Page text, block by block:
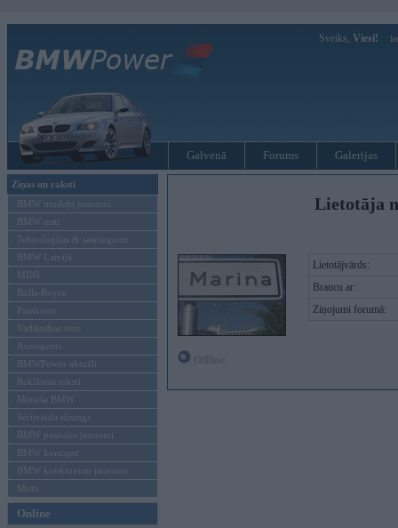
Sveiks, Viesi!
Galvenā Forums Galerijas
Ziņas un raksti
BMW modeļu jaunumi
BMW testi
Tehnoloģijas & sasniegumi
BMW Latvijā
MINI
Rolls-Royce
Pasākumi
Vadāmības tests
Autosports
BMWPower aktuāli
Reklāmas raksti
Mēneša BMW
Sērijveida tūnings
BMW pasaules jaunumi
BMW koncepti
BMW konkurentu jaunumi
Moto
Online
Lietotāja
Lietotājvārds:
Braucu ar:
Ziņojumi forumā: